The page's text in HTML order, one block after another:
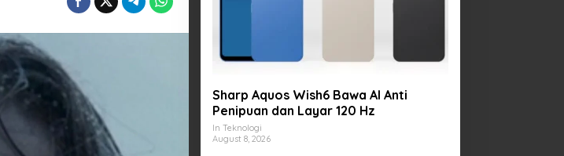
Sharp Aquos Wish6 Bawa AI Anti
Penipuan dan Layar 120 Hz
In Teknologi
August 8, 2026